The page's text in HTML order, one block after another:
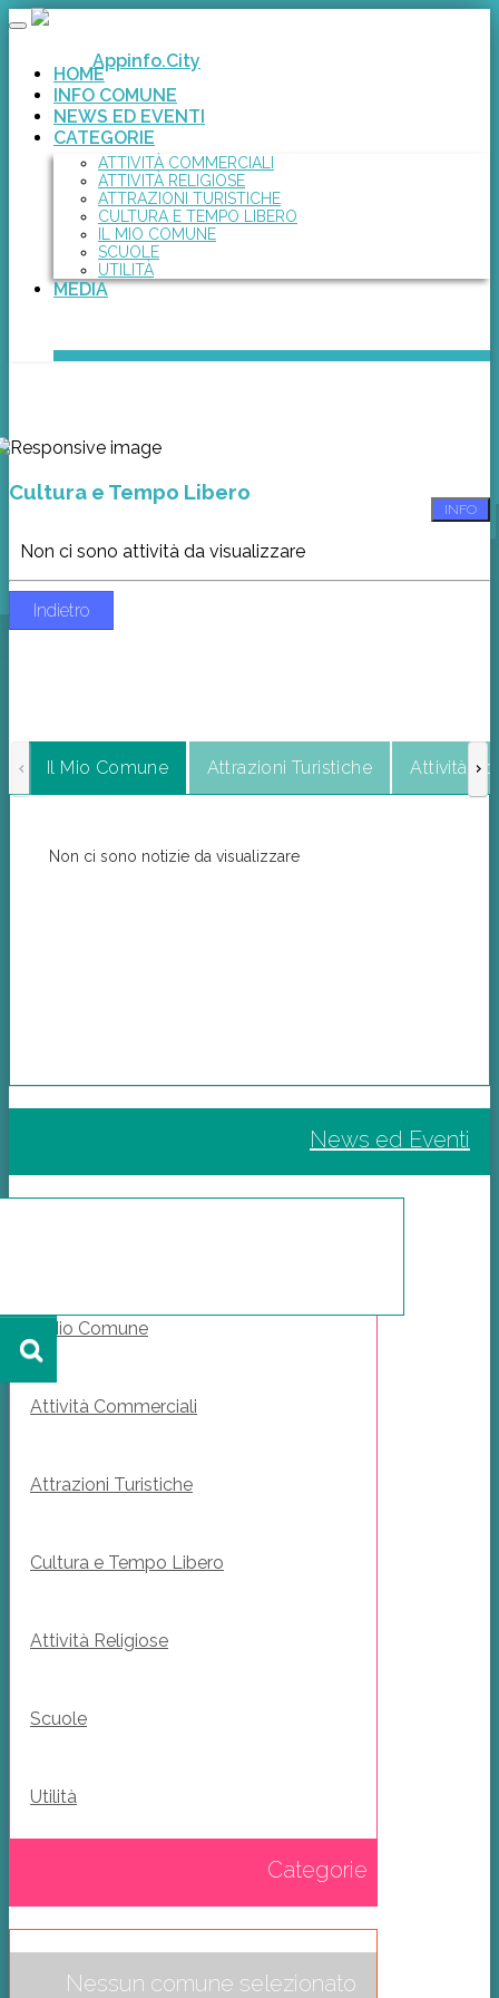
Toggle
Appinfo.City
HOME
INFO COMUNE
NEWS ED EVENTI
CATEGORIE
ATTIVITÀ COMMERCIALI
ATTIVITÀ RELIGIOSE
ATTRAZIONI TURISTICHE
CULTURA E TEMPO LIBERO
IL MIO COMUNE
SCUOLE
UTILITÀ
MEDIA
INFO
Cultura e Tempo Libero
Non ci sono attività da visualizzare
Indietro
Il Mio Comune Attrazioni Turistiche Attività
Non ci sono notizie da visualizzare
News ed Eventi
Il Mio Comune
Attività Commerciali
Attrazioni Turistiche
Cultura e Tempo Libero
Attività Religiose
Scuole
Utilità
Categorie
Nessun comune selezionato